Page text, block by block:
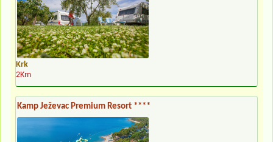
Krk
2Km
Kamp Ježevac Premium Resort ****